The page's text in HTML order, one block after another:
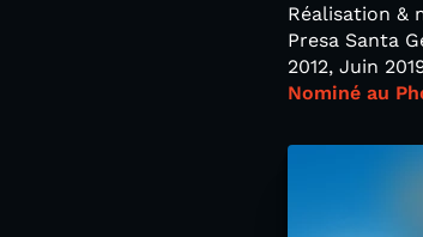
Réalisation &
Presa Santa
2012, Juin
Nominé au